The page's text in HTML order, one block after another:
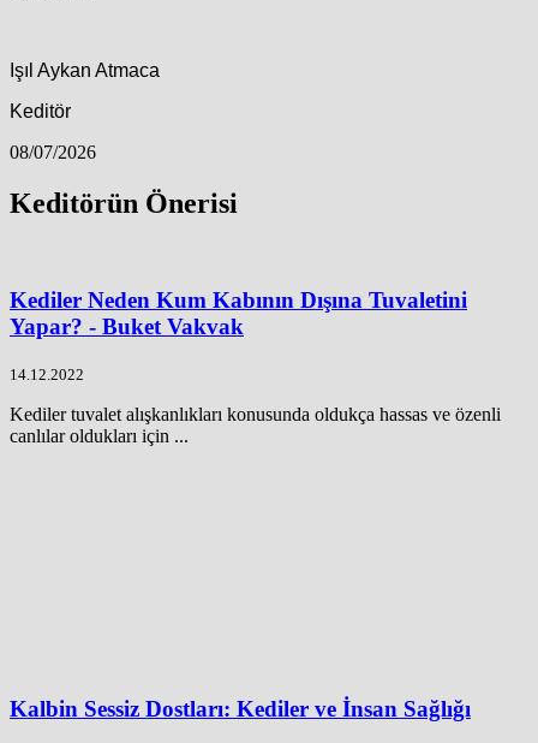
Işıl Aykan Atmaca
Keditör
08/07/2026
Keditörün Önerisi
Kediler Neden Kum Kabının Dışına Tuvaletini
Yapar? - Buket Vakvak
14.12.2022
Kediler tuvalet alışkanlıkları konusunda oldukça hassas ve özenli
canlılar oldukları için ...
Kalbin Sessiz Dostları: Kediler ve İnsan Sağlığı